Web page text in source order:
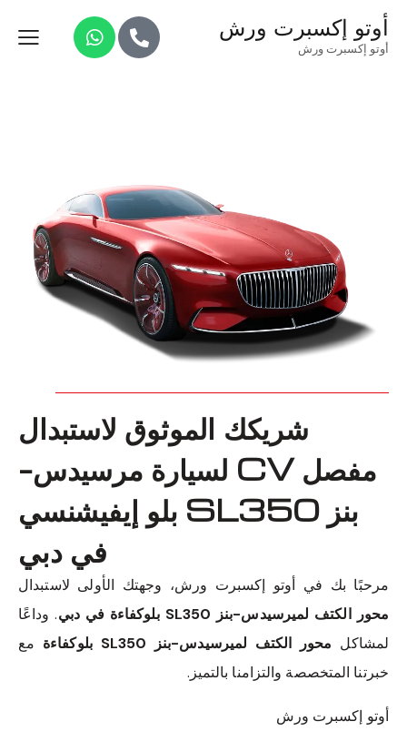
أوتو إكسبرت ورش
أوتو إكسبرت ورش
شريكك الموثوق لاستبدال
مفصل CV لسيارة مرسيدس-
بنز SL350 بلو إيفيشنسي
في دبي
مرحبًا بك في أوتو إكسبرت ورش، وجهتك الأولى لاستبدال
محور الكتف لميرسيدس-بنز SL350 بلوكفاءة في دبي
. وداعًا
لمشاكل محور الكتف لميرسيدس-بنز SL350 بلوكفاءة
مع
خبرتنا المتخصصة والتزامنا بالتميز.
أوتو إكسبرت ورش